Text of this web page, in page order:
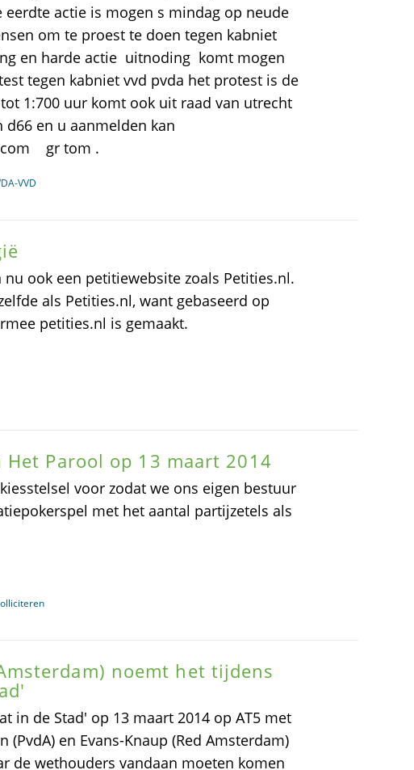
eerdte actie is mogen s mindag op neude
om te proest te doen tegen kabniet
en harde actie uitnoding komt mogen
tegen kabniet vvd pvda het protest is de
1:700 uur komt ook uit raad van utrecht
en u aanmelden kan
gr tom .
VVD
ook een petitiewebsite zoals Petities.nl.
als Petities.nl, want gebaseerd op
petities.nl is gemaakt.
Parool op 13 maart 2014
voor zodat we ons eigen bestuur
met het aantal partijzetels als
noemt het tijdens
in de Stad' op 13 maart 2014 op AT5 met
(PvdA) en Evans-Knaup (Red Amsterdam)
de wethouders vandaan moeten komen